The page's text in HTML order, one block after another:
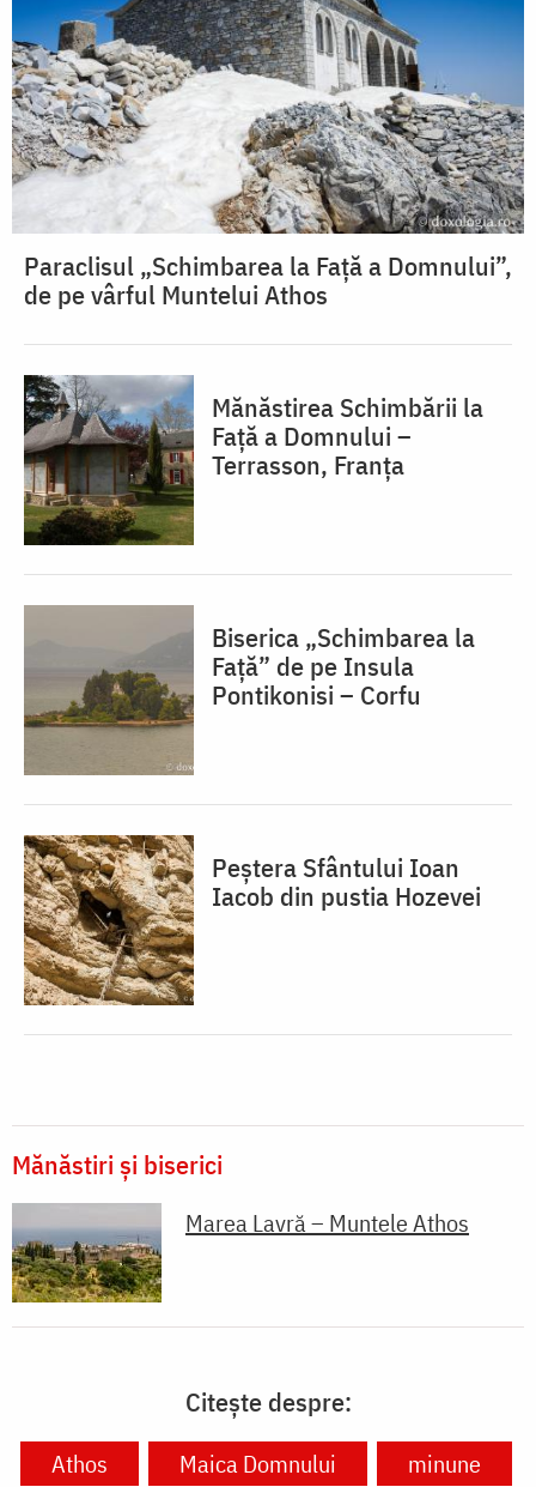
Paraclisul „Schimbarea la Față a Domnului”,
de pe vârful Muntelui Athos
Mănăstirea Schimbării la
Față a Domnului –
Terrasson, Franţa
Biserica „Schimbarea la
Față” de pe Insula
Pontikonisi – Corfu
Peștera Sfântului Ioan
Iacob din pustia Hozevei
Mănăstiri și biserici
Marea Lavră – Muntele Athos
Citește despre:
Athos Maica Domnului
minune